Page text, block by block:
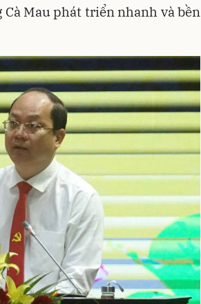
Mau phát triển nhanh và bền